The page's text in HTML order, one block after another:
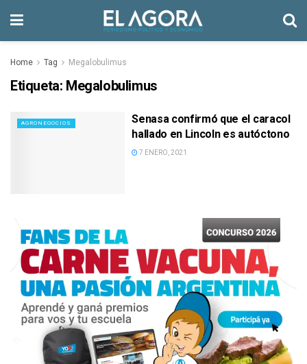
Home Tag Megalobulimus
Etiqueta: Megalobulimus
AGRONEGOCIOS
Senasa confirmó que el caracol
hallado en Lincoln es autóctono
7 ENERO, 2021